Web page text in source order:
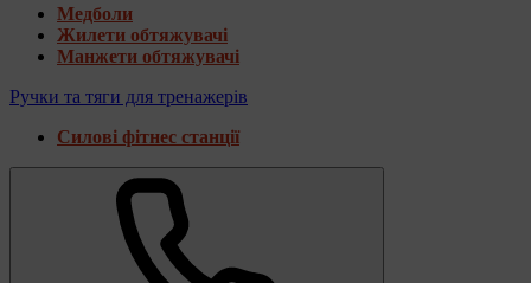
Медболи
Жилети обтяжувачі
Манжети обтяжувачі
Ручки та тяги для тренажерів
Силові фітнес станції